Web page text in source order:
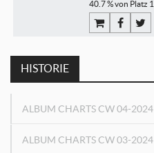
40.7 % von Platz 1
HISTORIE
ALBUM CHARTS CW 04-2024
ALBUM CHARTS CW 03-2024